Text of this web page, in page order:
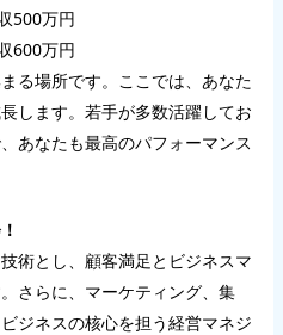
500万円
600万円
る場所です。ここでは、あなた
します。若手が多数活躍してお
あなたも最高のパフォーマンス
術とし、顧客満足とビジネスマ
さらに、マーケティング、集
ジネスの核心を担う経営マネジ